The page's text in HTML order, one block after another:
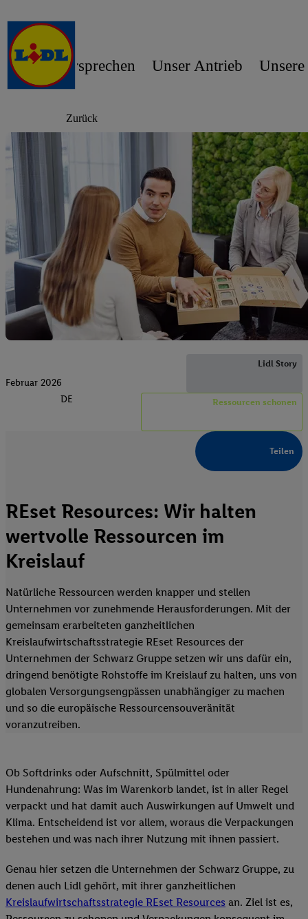
Unser Versprechen Unser Antrieb
Zurück
Februar 2026
DE
Lidl Story
Ressourcen schonen
Teilen
REset Resources: Wir halten
wertvolle Ressourcen im
Kreislauf
Natürliche Ressourcen werden knapper und stellen
Unternehmen vor zunehmende Herausforderungen. Mit der
gemeinsam erarbeiteten ganzheitlichen
Kreislaufwirtschaftsstrategie REset Resources der
Unternehmen der Schwarz Gruppe setzen wir uns dafür ein,
dringend benötigte Rohstoffe im Kreislauf zu halten, uns von
globalen Versorgungsengpässen unabhängiger zu machen
und so die europäische Ressourcensouveränität
voranzutreiben.
Ob Softdrinks oder Aufschnitt, Spülmittel oder
Hundenahrung: Was im Warenkorb landet, ist in aller Regel
verpackt und hat damit auch Auswirkungen auf Umwelt und
Klima. Entscheidend ist vor allem, woraus die Verpackungen
bestehen und was nach ihrer Nutzung mit ihnen passiert.
Genau hier setzen die Unternehmen der Schwarz Gruppe, zu
denen auch Lidl gehört, mit ihrer ganzheitlichen
Kreislaufwirtschaftsstrategie REset Resources an. Ziel ist es,